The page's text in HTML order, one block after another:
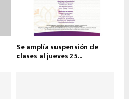
Se amplía suspensión de
clases al jueves 25...